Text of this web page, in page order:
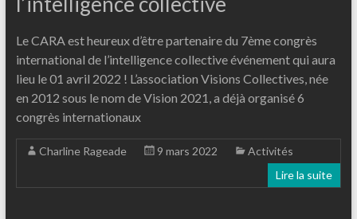
Le CARA est heureux d’être partenaire du 7ème congrès
international de l’intelligence collective événement qui aura
lieu le 01 avril 2022 ! L’association Visions Collectives, née
en 2012 sous le nom de Vision 2021, a déjà organisé 6
congrès internationaux
Charline Rageade 9 mars 2022
Activités
Lire la suite